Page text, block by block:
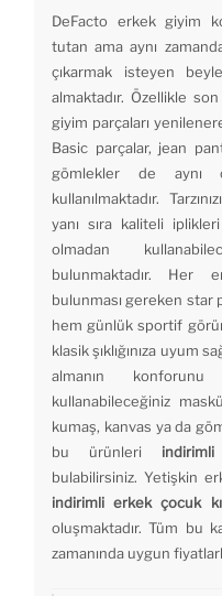
DeFacto erkek giyim
tutan ama aynı
çıkarmak isteyen
almaktadır. Özellikle
giyim parçaları
Basic parçalar, jean
gömlekler de aynı
kullanılmaktadır.
yanı sıra kaliteli
olmadan
bulunmaktadır. Her
bulunması gereken star
hem günlük sportif
klasik şıklığınıza uyum
almanın konforunu
kullanabileceğiniz
kumaş, kanvas ya da
bu ürünleri
bulabilirsiniz. Yetişkin
indirimli erkek çocuk
oluşmaktadır. Tüm bu
zamanında uygun